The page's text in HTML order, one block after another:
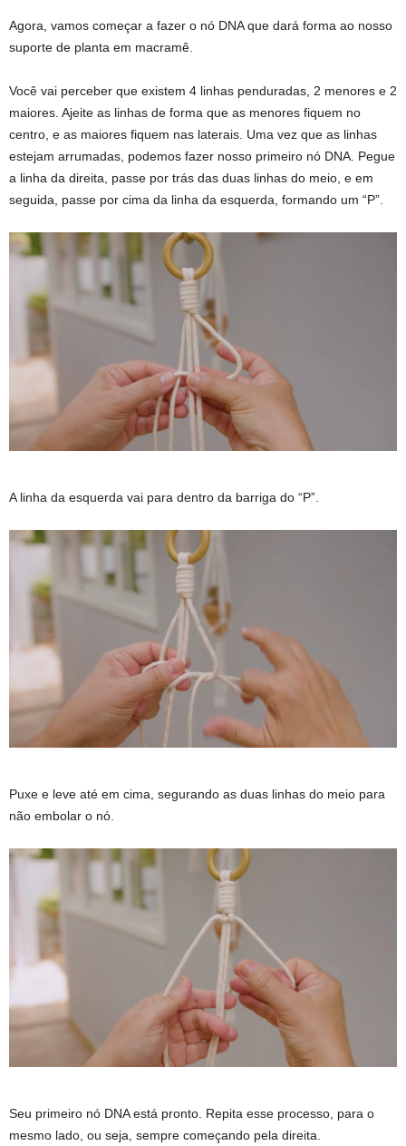
Agora, vamos começar a fazer o nó DNA que dará forma ao nosso
suporte de planta em macramê.
Você vai perceber que existem 4 linhas penduradas, 2 menores e 2
maiores. Ajeite as linhas de forma que as menores fiquem no
centro, e as maiores fiquem nas laterais. Uma vez que as linhas
estejam arrumadas, podemos fazer nosso primeiro nó DNA. Pegue
a linha da direita, passe por trás das duas linhas do meio, e em
seguida, passe por cima da linha da esquerda, formando um “P”.
A linha da esquerda vai para dentro da barriga do “P”.
Puxe e leve até em cima, segurando as duas linhas do meio para
não embolar o nó.
Seu primeiro nó DNA está pronto. Repita esse processo, para o
mesmo lado, ou seja, sempre começando pela direita.